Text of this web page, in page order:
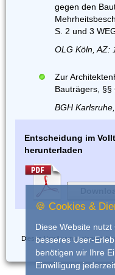
gegen den
S. 2 und 3
OLG Köln, AZ:
Zur
Bauträgers, §§
BGH
Entscheidung im
herunterladen
Dieses Urteil wurde eingestellt
🍪 Cookies &
Diese Website
besseres User-
benötigen wir Ihre
Einwilligung